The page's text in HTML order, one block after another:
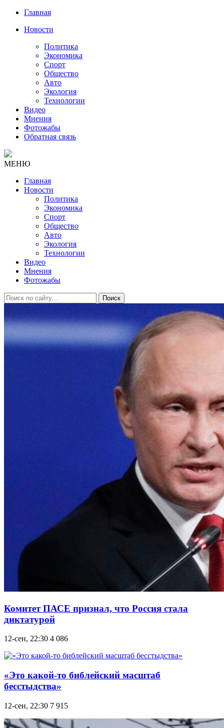
Главная
Новости
Политика
Экономика
Спорт
Общество
Авто
Экология
Технологии
Видео
Мнения
Фотожабы
Обратная связь
МЕНЮ
Главная
Новости
Политика
Экономика
Спорт
Общество
Авто
Экология
Технологии
Видео
Мнения
Фотожабы
Поиск
Комитет ПАСЕ признал, что Россия стала
диктатурой
12-сен, 22:30 4 086
«Это какой-то библейский масштаб
бесстыдства»
12-сен, 22:30 7 915